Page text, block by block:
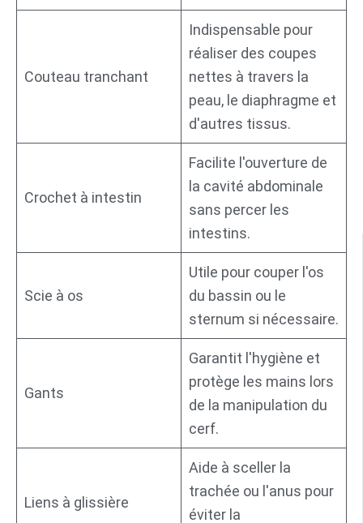
Couteau tranchant
Indispensable pour
réaliser des coupes
nettes à travers la
peau, le diaphragme et
d'autres tissus.
Crochet à intestin
Facilite l'ouverture de
la cavité abdominale
sans percer les
intestins.
Scie à os
Utile pour couper l'os
du bassin ou le
sternum si nécessaire.
Gants
Garantit l'hygiène et
protège les mains lors
de la manipulation du
cerf.
Liens à glissière
Aide à sceller la
trachée ou l'anus pour
éviter la